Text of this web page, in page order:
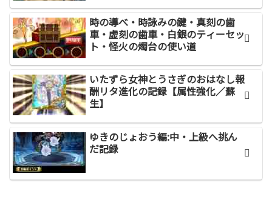
時の導べ・時詠みの鍵・真刻の歯
車・虚刻の歯車・白銀のティーセッ
ト・怪火の燭台の使い道
いたずら女神とうさぎのおはなし報
酬リタ進化の記録【属性強化／蘇
生】
ゆきのじょおう編:中・上級へ挑ん
だ記録